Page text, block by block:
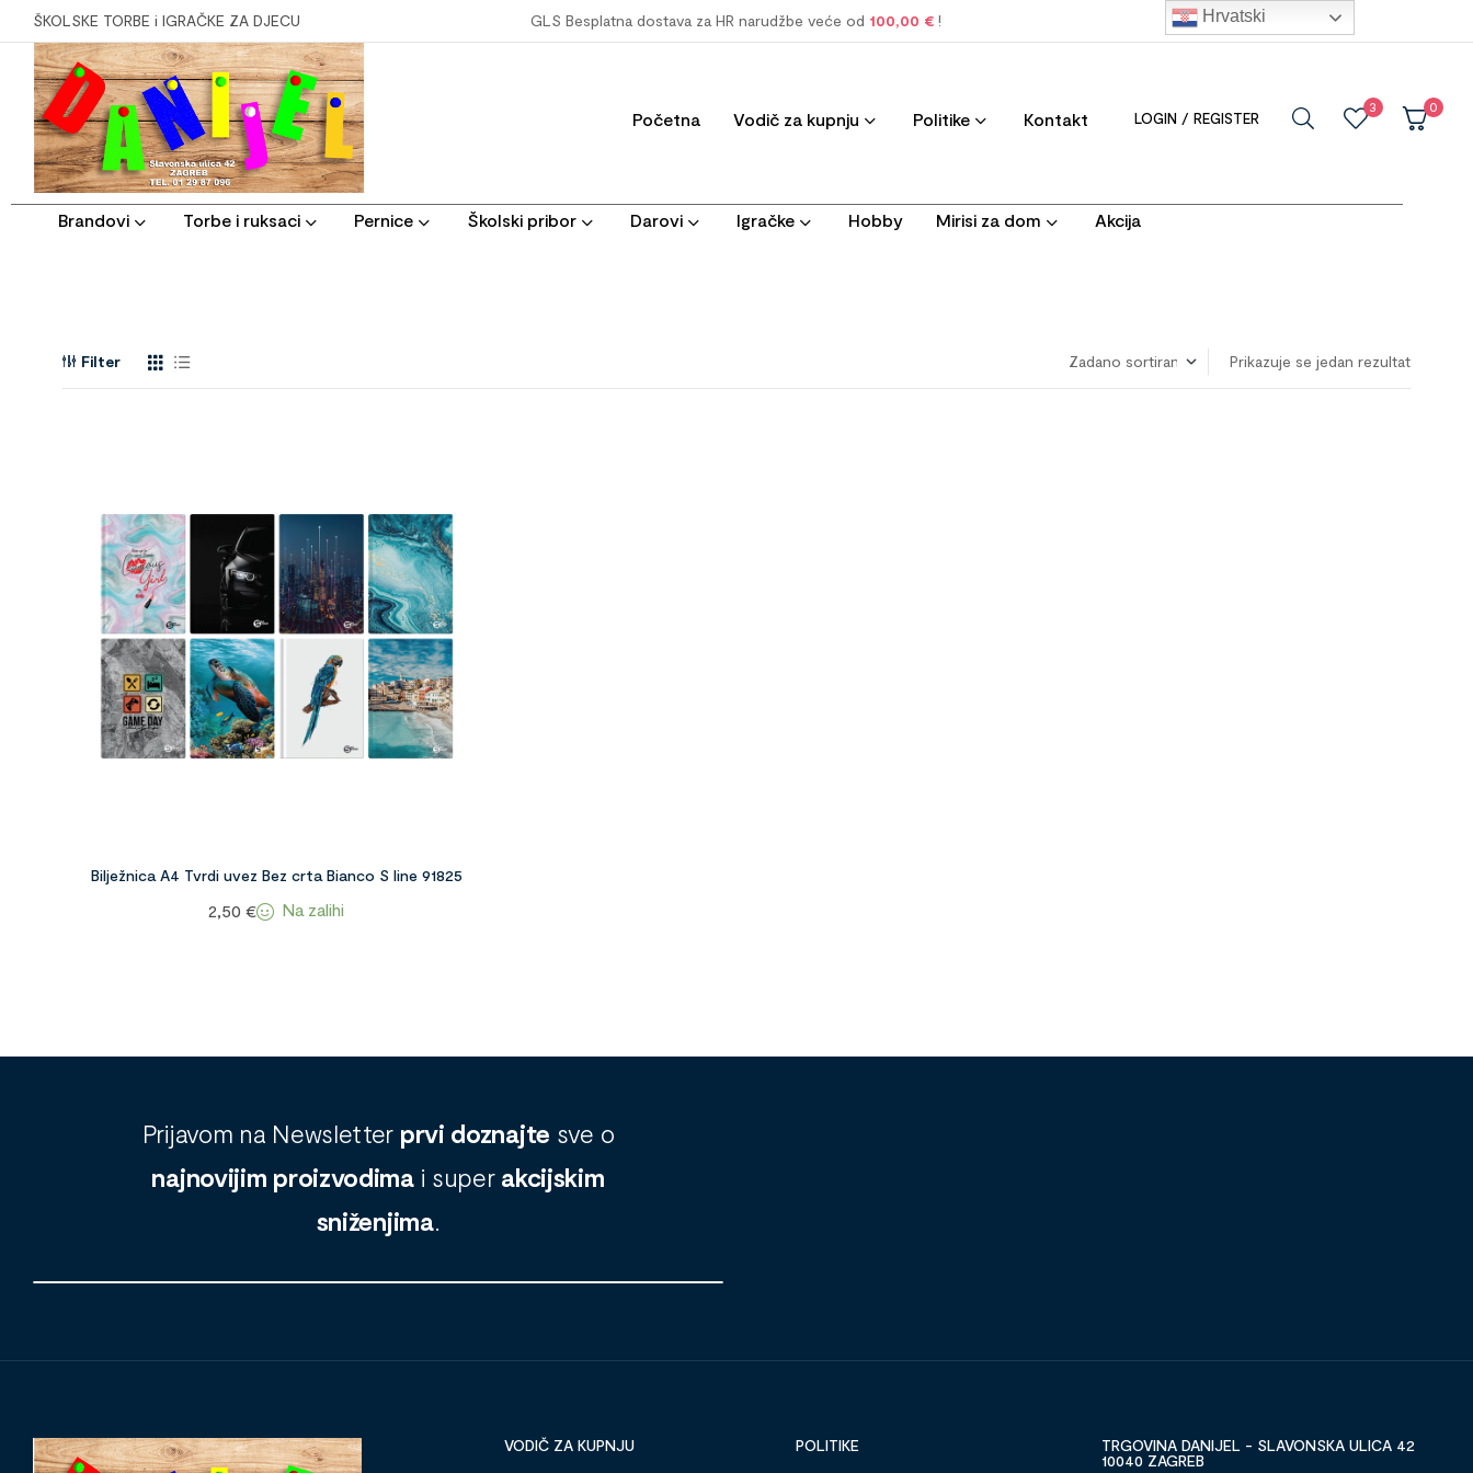
ŠKOLSKE TORBE i IGRAČKE ZA DJECU GLS Besplatna dostava za HR narudžbe veće od 100,00 € !
Početna Vodič za kupnju Politike Kontakt LOGIN / REGISTER
3 0
Brandovi Torbe i ruksaci Pernice Školski pribor Darovi Igračke Hobby Mirisi za dom Akcija
Filter Prikazuje se jedan rezultat
Bilježnica A4 Tvrdi uvez Bez crta Bianco S line 91825
2,50 € Na zalihi
Prijavom na Newsletter prvi doznajte sve o
najnovijim proizvodimai super akcijskim
sniženjima.
VODIČ ZA KUPNJU POLITIKE
TRGOVINA DANIJEL - SLAVONSKA ULICA 42
10040 ZAGREB
Hrvatski